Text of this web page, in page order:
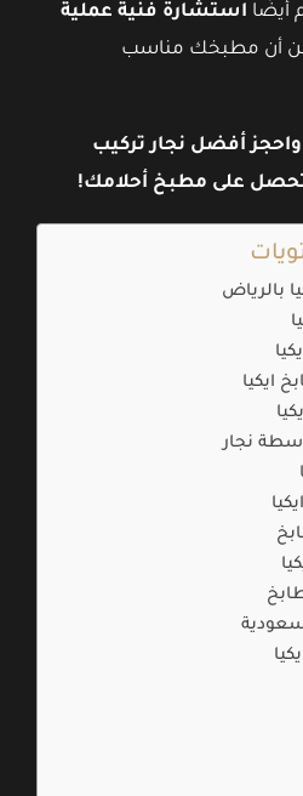
أيضًا استشارة فنية عملية
أن مطبخك مناسب
واحجز أفضل نجار تركيب
على مطبخ أحلامك!
بالرياض
ايكيا
نجار